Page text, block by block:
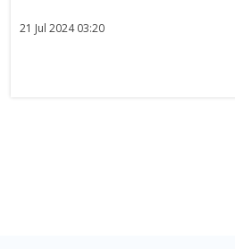
21 Jul 2024 03:20